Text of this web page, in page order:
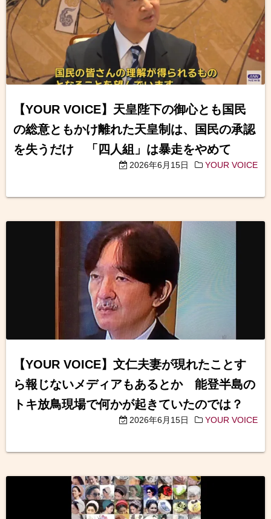
【YOUR VOICE】天皇陛下の御心とも国民
の総意ともかけ離れた天皇制は、国民の承認
を失うだけ 「四人組」は暴走をやめて
2026年6月15日 YOUR VOICE
【YOUR VOICE】文仁夫妻が現れたことす
ら報じないメディアもあるとか 能登半島の
トキ放鳥現場で何かが起きていたのでは？
2026年6月15日 YOUR VOICE